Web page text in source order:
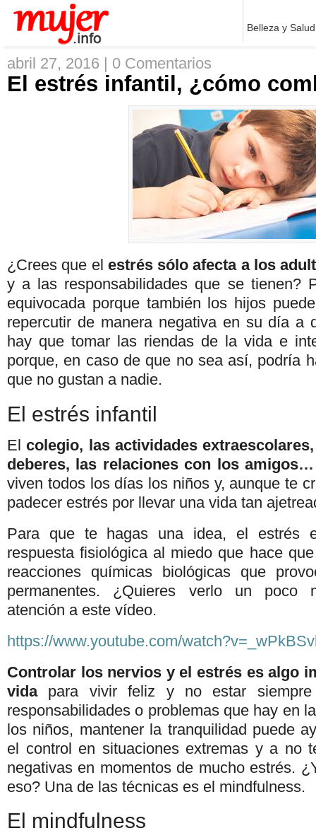
Belleza y Salud
abril 27, 2016 | 0 Comentarios
El estrés infantil, ¿cómo
¿Crees que el estrés sólo afecta a los
y a las responsabilidades que se tienen?
equivocada porque también los hijos
repercutir de manera negativa en su día a
hay que tomar las riendas de la vida e
porque, en caso de que no sea así, podría
que no gustan a nadie.
El estrés infantil
El colegio, las actividades
deberes, las relaciones con los amigos…
viven todos los días los niños y, aunque te
padecer estrés por llevar una vida tan
Para que te hagas una idea, el estrés
respuesta fisiológica al miedo que hace
reacciones químicas biológicas que
permanentes. ¿Quieres verlo un poco
atención a este vídeo.
https://www.youtube.com/
Controlar los nervios y el estrés es algo
vida para vivir feliz y no estar
responsabilidades o problemas que hay en
los niños, mantener la tranquilidad puede
el control en situaciones extremas y a no
negativas en momentos de mucho estrés.
eso? Una de las técnicas es el mindfulness.
El mindfulness